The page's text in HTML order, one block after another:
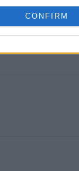
CONFIRM
possono
verso